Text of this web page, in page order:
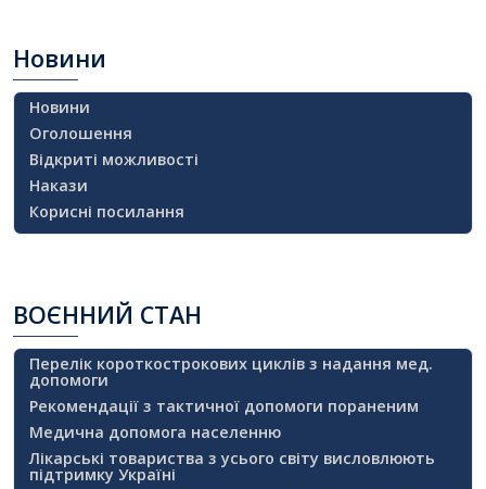
Новини
Новини
Оголошення
Відкриті можливості
Накази
Корисні посилання
ВОЄННИЙ СТАН
Перелік короткострокових циклів з надання мед.
допомоги
Рекомендації з тактичної допомоги пораненим
Медична допомога населенню
Лікарські товариства з усього світу висловлюють
підтримку Україні